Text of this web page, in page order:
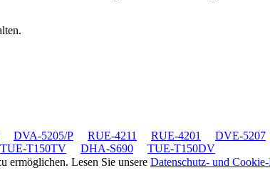
DVA-5205/P RUE-4211 RUE-4201 DVE-5207
TUE-T150TV DHA-S690
TUE-T150DV
ermöglichen. Lesen Sie unsere Datenschutz- und